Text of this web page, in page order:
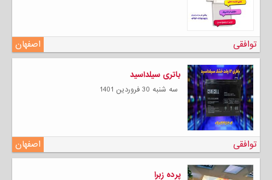
اصفهان توافقی
باتری سیلداسید
سه شنبه 30 فروردين 1401
اصفهان توافقی
پرده زبرا‍